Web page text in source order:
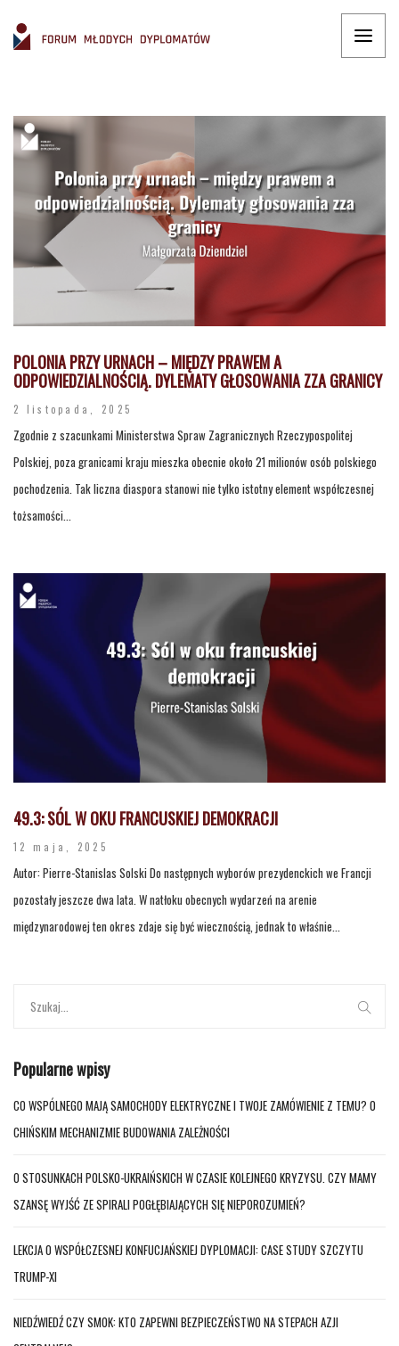
POLONIA PRZY URNACH – MIĘDZY PRAWEM A
ODPOWIEDZIALNOŚCIĄ. DYLEMATY GŁOSOWANIA ZZA GRANICY
2 listopada, 2025
Zgodnie z szacunkami Ministerstwa Spraw Zagranicznych Rzeczypospolitej
Polskiej, poza granicami kraju mieszka obecnie około 21 milionów osób polskiego
pochodzenia. Tak liczna diaspora stanowi nie tylko istotny element współczesnej
tożsamości...
49.3: SÓL W OKU FRANCUSKIEJ DEMOKRACJI
12 maja, 2025
Autor: Pierre-Stanislas Solski Do następnych wyborów prezydenckich we Francji
pozostały jeszcze dwa lata. W natłoku obecnych wydarzeń na arenie
międzynarodowej ten okres zdaje się być wiecznością, jednak to właśnie...
Popularne wpisy
CO WSPÓLNEGO MAJĄ SAMOCHODY ELEKTRYCZNE I TWOJE ZAMÓWIENIE Z TEMU? O
CHIŃSKIM MECHANIZMIE BUDOWANIA ZALEŻNOŚCI
O STOSUNKACH POLSKO-UKRAIŃSKICH W CZASIE KOLEJNEGO KRYZYSU. CZY MAMY
SZANSĘ WYJŚĆ ZE SPIRALI POGŁĘBIAJĄCYCH SIĘ NIEPOROZUMIEŃ?
LEKCJA O WSPÓŁCZESNEJ KONFUCJAŃSKIEJ DYPLOMACJI: CASE STUDY SZCZYTU
TRUMP-XI
NIEDŹWIEDŹ CZY SMOK: KTO ZAPEWNI BEZPIECZEŃSTWO NA STEPACH AZJI